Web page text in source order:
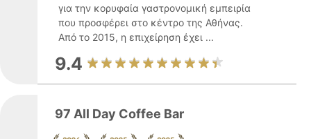
για την κορυφαία γαστρονομική εμπειρία
που προσφέρει στο κέντρο της Αθήνας.
Από το 2015, η επιχείρηση έχει ...
9.4
97 All Day Coffee Bar